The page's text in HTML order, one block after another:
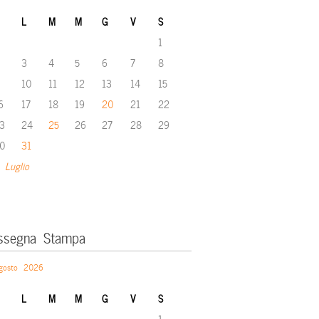
L M M G V S
Luglio
1
3 4 5 6 7
8
10 11 12 13 14
15
17 18 19 20 21
22
24 25 26 27 28
29
31
Stampa
2026
L M M G V S